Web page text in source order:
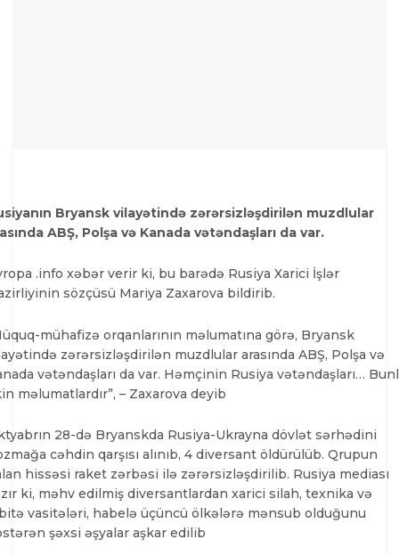
Bryansk vilayətində zərərsizləşdirilən muzdlular
ABŞ, Polşa və Kanada vətəndaşları da var.
.info xəbər verir ki, bu barədə Rusiya Xarici İşlər
sözçüsü Mariya Zaxarova bildirib.
mühafizə orqanlarının məlumatına görə, Bryansk
zərərsizləşdirilən muzdlular arasında ABŞ, Polşa və
vətəndaşları da var. Həmçinin Rusiya vətəndaşları…
məlumatlardır”, – Zaxarova deyib
28-də Bryanskda Rusiya-Ukrayna dövlət sərhədini
cəhdin qarşısı alınıb, 4 diversant öldürülüb. Qrupun
hissəsi raket zərbəsi ilə zərərsizləşdirilib. Rusiya mediası
ki, məhv edilmiş diversantlardan xarici silah, texnika və
vasitələri, habelə üçüncü ölkələrə mənsub olduğunu
şəxsi əşyalar aşkar edilib